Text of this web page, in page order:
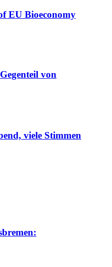
EU Bioeconomy
von
viele Stimmen